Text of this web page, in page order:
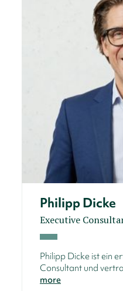
Philipp Dicke
Executive
Philipp Dicke ist ein
Consultant und
more